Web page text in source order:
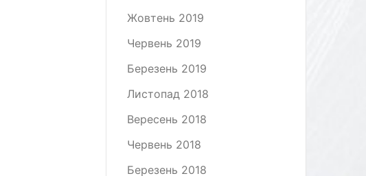
Жовтень 2019
Червень 2019
Березень 2019
Листопад 2018
Вересень 2018
Червень 2018
Березень 2018